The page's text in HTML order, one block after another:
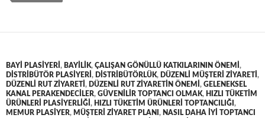
BAYI PLASIYERI , BAYILIK, ÇALIŞAN GÖNÜLLÜ KATKILARININ ÖNEMI ,
DISTRIBÜTÖR PLASIYERI , DISTRIBÜTÖRLÜK, DÜZENLI MÜŞTERI ZIYARETI ,
DÜZENLI RUT ZIYARETI , DÜZENLI RUT ZIYARETIN ÖNEMI , GELENEKSEL
KANAL PERAKENDECILER, GÜVENILIR TOPTANCI OLMAK, HIZLI TÜKETIM
ÜRÜNLERI PLASIYERLIĞI , HIZLI TÜKETIM ÜRÜNLERI TOPTANCILIĞI ,
MEMUR PLASIYER, MÜŞTERI ZIYARET PLANI , NASIL DAHA IYI TOPTANCI